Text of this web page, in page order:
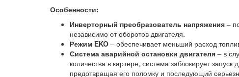
Особенности:
Инверторный преобразователь напряжения –
независимо от оборотов двигателя.
Режим EKO – обеспечивает меньший расход
Система аварийной остановки двигателя – в
количества в картере, система заблокирует
предотвращая его поломку и последующий